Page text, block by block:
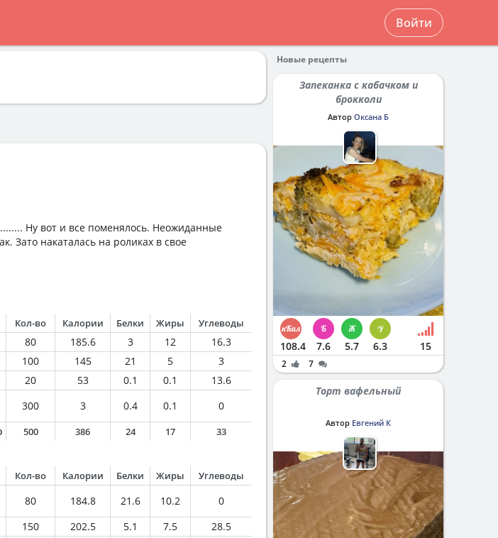
Войти
Ну вот и все поменялось. Неожиданные
Зато накаталась на роликах в свое
Кол-во Калории Белки Жиры Углеводы
80 185.6 3 12
16.3
100 145 21 5
3
20 53 0.1 0.1
13.6
300 3 0.4 0.1
0
500 386 24 17 33
Кол-во Калории Белки Жиры Углеводы
80 184.8 21.6 10.2
0
150 202.5 5.1 7.5
28.5
Новые рецепты
Запеканка с кабачком и
брокколи
Автор Оксана Б
108.4 7.6 5.7 6.3 15
2 7
Торт вафельный
Автор Евгений К